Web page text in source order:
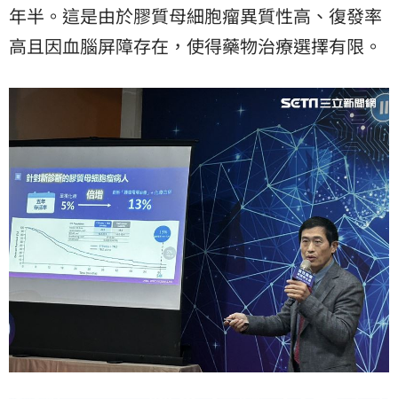
年半。這是由於膠質母細胞瘤異質性高、復發率
高且因血腦屏障存在，使得藥物治療選擇有限。